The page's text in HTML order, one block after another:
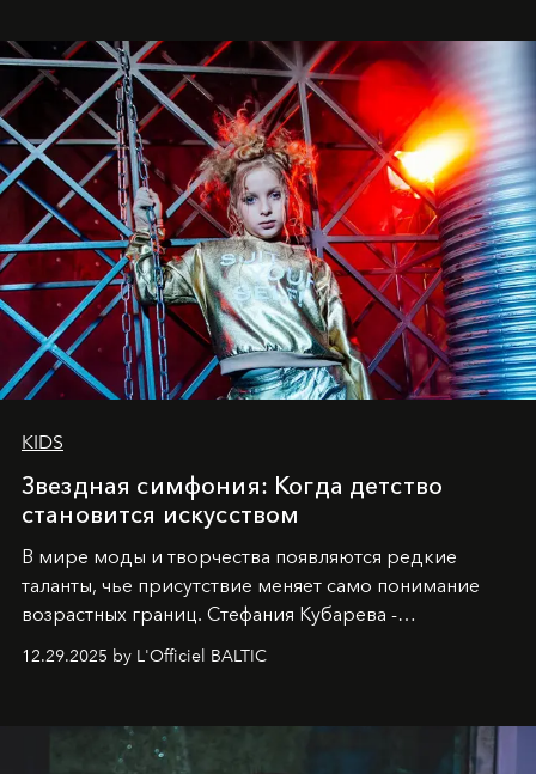
танцевального пути за плечами.
KIDS
Звездная симфония: Когда детство
становится искусством
В мире моды и творчества появляются редкие
таланты, чье присутствие меняет само понимание
возрастных границ. Стефания Кубарева -
десятилетняя обладательница невероятной
харизмы, чье имя уже украшает обложки
2025
и LUXIA June 2025, представляет собой
уникальное явление современной культуры.
12.29.2025 by L'Officiel BALTIC